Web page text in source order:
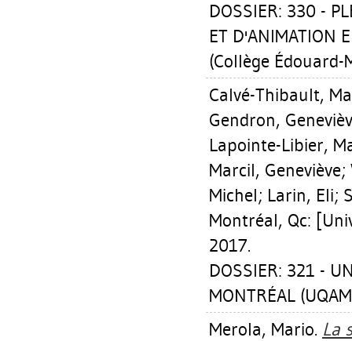
DOSSIER: 330 -
ET D'ANIMATION
(Collège
Calvé-Thibault,
Gendron,
Lapointe-Libier,
Marcil, Geneviève;
Michel; Larin, Eli;
Montréal, Qc:
2017.
DOSSIER: 321 -
MONTRÉAL
Merola, Mario. La